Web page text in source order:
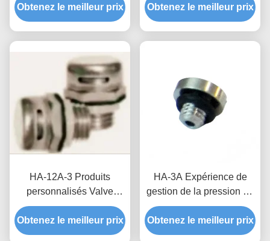
pour boîte de distribution
étanchéité et protection
Obtenez le meilleur prix
pour une fiabilité et une
durée de vie améliorées
Obtenez le meilleur prix
HA-12A-3 Produits
personnalisés Valve
imperméable et
respirante La
combinaison parfaite de
Obtenez le meilleur prix
HA-3A Expérience de
gestion de la pression de
l'air inégalée avec des
produits personnalisés
Obtenez le meilleur prix